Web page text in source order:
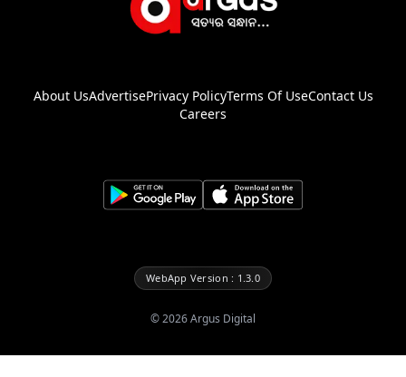
About UsAdvertisePrivacy PolicyTerms Of UseContact Us
Careers
WebApp Version : 1.3.0
©2026Argus Digital